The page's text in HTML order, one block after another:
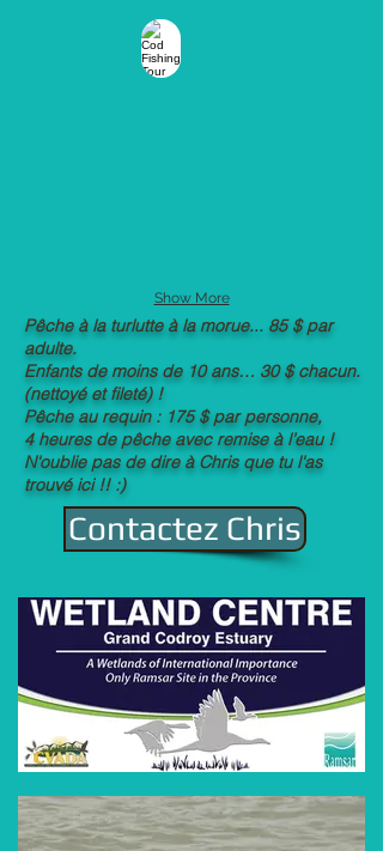
Show More
Pêche à la turlutte à la morue... 85 $ par
adulte.
Enfants de moins de 10 ans… 30 $ chacun.
(nettoyé et fileté) !
Pêche au requin : 175 $ par personne,
4 heures de pêche avec remise à l’eau !
N'oublie pas de dire à Chris que tu l'as
trouvé ici !! :)
Contactez Chris